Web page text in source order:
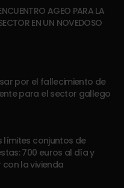
AGEO PARA LA
EN UN NOVEDOSO
por el fallecimiento de
para el sector gallego
límites conjuntos de
700 euros al día y
la vivienda